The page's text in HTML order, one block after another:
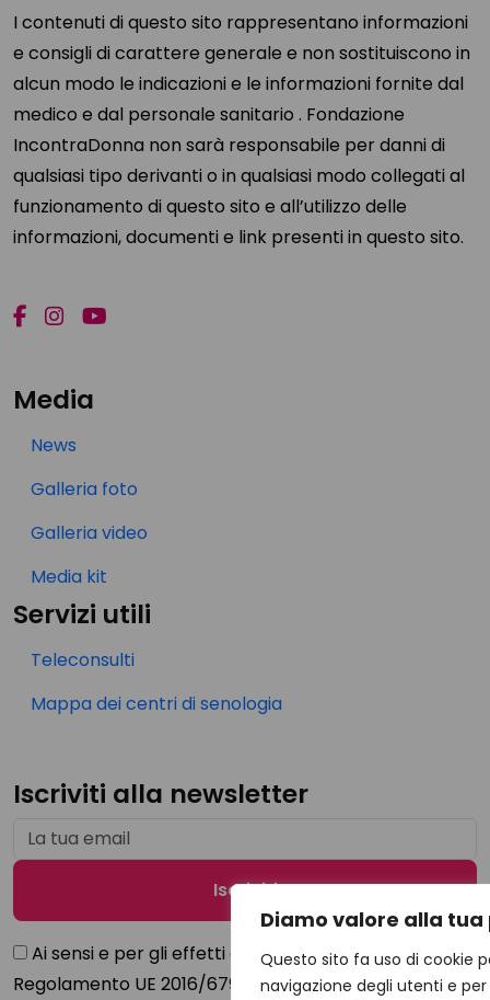
Diamo valore alla
Questo sito fa uso di cookie
navigazione degli utenti e
I contenuti di questo sito rappresentano informazioni
e consigli di carattere generale e non sostituiscono in
alcun modo le indicazioni e le informazioni fornite dal
medico e dal personale sanitario . Fondazione
IncontraDonna non sarà responsabile per danni di
qualsiasi tipo derivanti o in qualsiasi modo collegati al
funzionamento di questo sito e all’utilizzo delle
informazioni, documenti e link presenti in questo sito.
Media
News
Galleria foto
Galleria video
Media kit
Servizi utili
Teleconsulti
Mappa dei centri di senologia
Iscriviti alla newsletter
Ai sensi e per gli effetti di cui all’art. 13, del
Regolamento UE 2016/679 e del D.Lgs n. 101/2018,